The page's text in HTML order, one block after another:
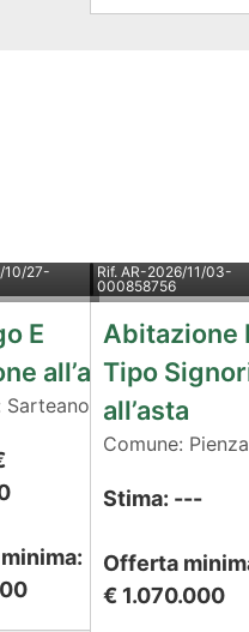
10/27-
E
all’asta
Sarteano (SI)
Rif.AR-2026/11/03-
000858756
Abitazione
Tipo
all’asta
Comune:
Stima: ---
Offerta
€ 1.070.000